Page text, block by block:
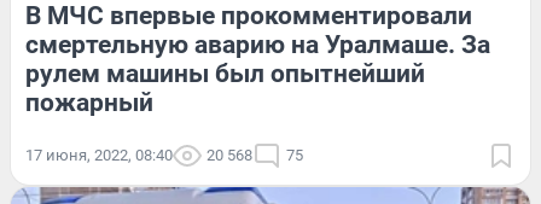
В МЧС впервые прокомментировали
смертельную аварию на Уралмаше. За
рулем машины был опытнейший
пожарный
17 июня, 2022, 08:40 20 568 75